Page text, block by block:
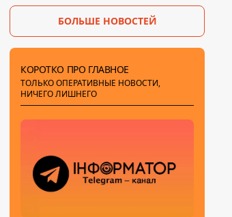
БОЛЬШЕ НОВОСТЕЙ
КОРОТКО ПРО ГЛАВНОЕ
ТОЛЬКО ОПЕРАТИВНЫЕ НОВОСТИ,
НИЧЕГО ЛИШНЕГО